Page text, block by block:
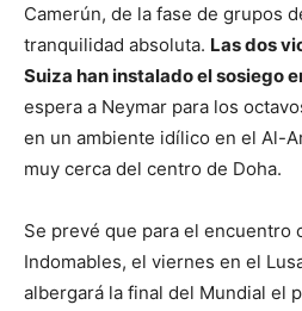
Camerún, de la fase de grupos
tranquilidad absoluta. Las dos
Suiza han instalado el sosiego
espera a Neymar para los
en un ambiente idílico en el Al-
muy cerca del centro de Doha.
Se prevé que para el encuentro
Indomables, el viernes en el
albergará la final del Mundial el